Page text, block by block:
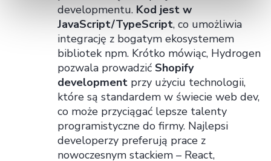
developmentu. Kod jest w
JavaScript/TypeScript, co umożliwia
integrację z bogatym ekosystemem
bibliotek npm. Krótko mówiąc, Hydrogen
pozwala prowadzić Shopify
development przy użyciu technologii,
które są standardem w świecie web dev,
co może przyciągać lepsze talenty
programistyczne do firmy. Najlepsi
developerzy preferują prace z
nowoczesnym stackiem – React,